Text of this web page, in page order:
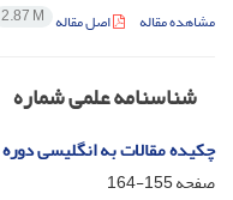
مشاهده مقاله اصل مقاله 2.87 M
شناسنامه علمی شماره
چکیده مقالات به انگلیسی دوره 35.2 شماره 2.1
صفحه155-164